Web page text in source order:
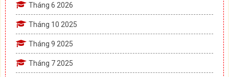
Tháng 6 2026
Tháng 10 2025
Tháng 9 2025
Tháng 7 2025